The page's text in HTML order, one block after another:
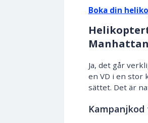
Boka din
Manhattan
Ja, det går
en VD i en stor
sättet. Det är